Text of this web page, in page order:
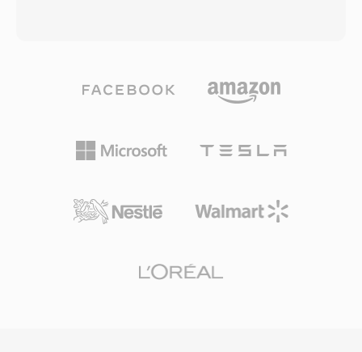
อุปกรณ์มือถือสมัยใหม่จะนิยมใช้ MP4 และรูปแบบ
ขั้นสูงอื่นๆ แต่ไฟล์ 3GP ยังคงพบได้ในคลังเก็บถาวร
วิดีโอแบบประหยัดแบนด์วิดท์ยังคงสำคัญ
ข้อมูลการซิงโครไนซ์ การบ่งชี้ข้อผิดพลาด และการ
สัญญาณซิงโครไนซ์กลับคืนได้อย่างรวดเร็วหลัง
จากสัญญาณขัดจังหวะ ซึ่งเป็นความสามารถสำคัญ
transport streams จาก program streams ที่
ตาราง Program Specific Information (PSI) ที่